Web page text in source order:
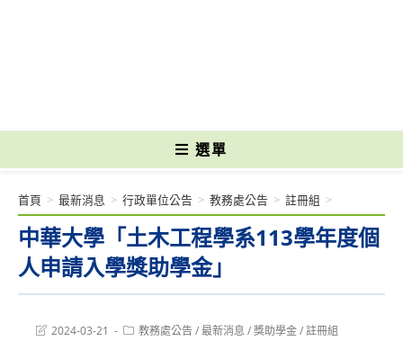
選單
中華大學「土木工程學系113學年度個
人申請入學獎助學金」
首頁 > 最新消息 > 行政單位公告 > 教務處公告 > 註冊組 >
Post2024-03-21
Post教務處公告/最新消息 /獎助學金/註冊組